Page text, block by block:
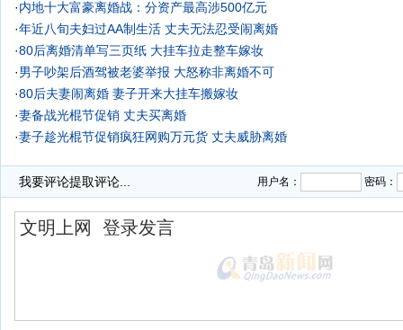
·内地十大富豪离婚战：分资产最高涉500亿元
·年近八旬夫妇过AA制生活 丈夫无法忍受闹离婚
·80后离婚清单写三页纸 大挂车拉走整车嫁妆
·男子吵架后酒驾被老婆举报 大怒称非离婚不可
·80后夫妻闹离婚 妻子开来大挂车搬嫁妆
·妻备战光棍节促销 丈夫买离婚
·妻子趁光棍节促销疯狂网购万元货 丈夫威胁离婚
我要评论提取评论... 用户名： 密码：